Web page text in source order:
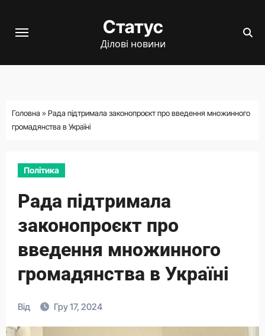
Статус
Ділові новини
Головна » Рада підтримала законопроєкт про введення множинного
громадянства в Україні
Політика
Рада підтримала
законопроєкт про
введення множинного
громадянства в Україні
Від Гру 17, 2024